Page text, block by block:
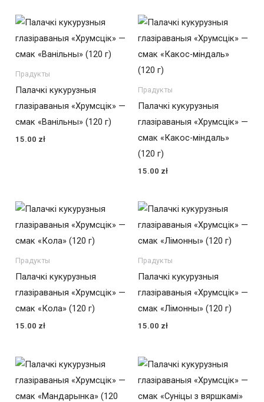
Прадукты
Палачкі кукурузныя
глазіраваныя «Хрумсцік» —
смак «Ванільны» (120 г)
15.00 zł
Прадукты
Палачкі кукурузныя
глазіраваныя «Хрумсцік» —
смак «Какос-міндаль»
(120 г)
15.00 zł
Прадукты
Палачкі кукурузныя
глазіраваныя «Хрумсцік» —
смак «Кола» (120 г)
15.00 zł
Прадукты
Палачкі кукурузныя
глазіраваныя «Хрумсцік» —
смак «Лімонны» (120 г)
15.00 zł